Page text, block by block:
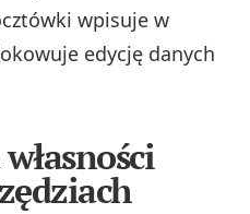
wpisuje w
edycję danych